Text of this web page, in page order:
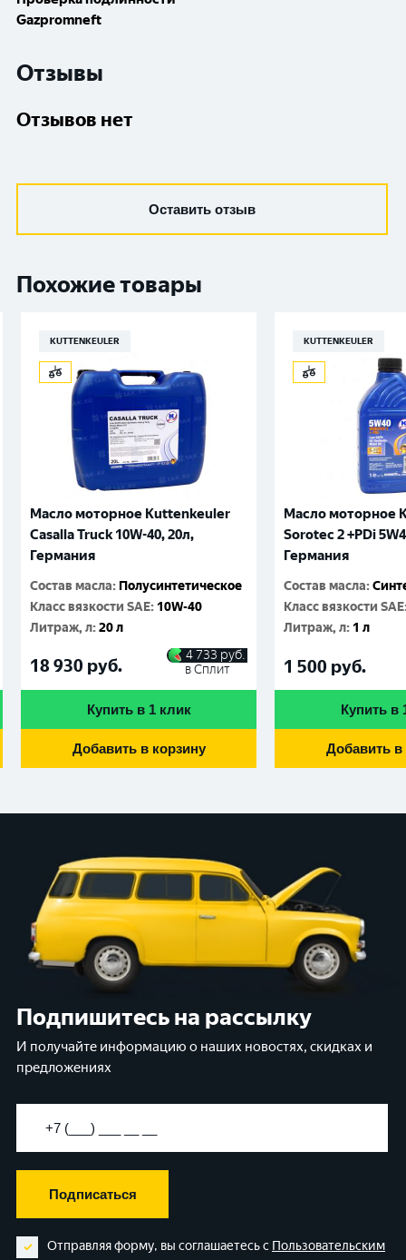
Gazpromneft
Отзывы
Отзывов нет
Оставить отзыв
Похожие товары
KUTTENKEULER
Масло моторное Kuttenkeuler
Casalla Truck 10W-40, 20л,
Германия
Состав масла: Полусинтетическое
Класс вязкости SAE: 10W-40
Литраж, л:20 л
18 930 руб.
4 733 руб.
в Сплит
Купить в 1 клик
Добавить в корзину
KUTTENKEULER
Масло моторное
Sorotec 2 +PDi
Германия
Состав масла:
Класс вязкости SAE
Литраж, л: 1 л
1 500 руб.
Купить в
Добавить в
Подпишитесь на рассылку
И получайте информацию о наших новостях, скидках и
предложениях
Подписаться
Отправляя форму, вы соглашаетесь с Пользовательским